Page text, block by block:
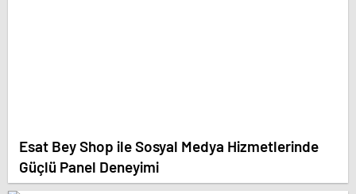
Esat Bey Shop ile Sosyal Medya Hizmetlerinde
Güçlü Panel Deneyimi